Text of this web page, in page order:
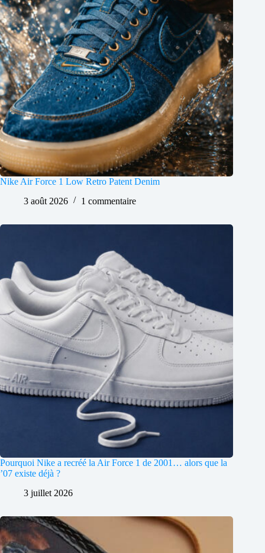
Nike Air Force 1 Low Retro Patent Denim
3 août 2026
1 commentaire
Pourquoi Nike a recréé la Air Force 1 de 2001… alors que la
’07 existe déjà ?
3 juillet 2026